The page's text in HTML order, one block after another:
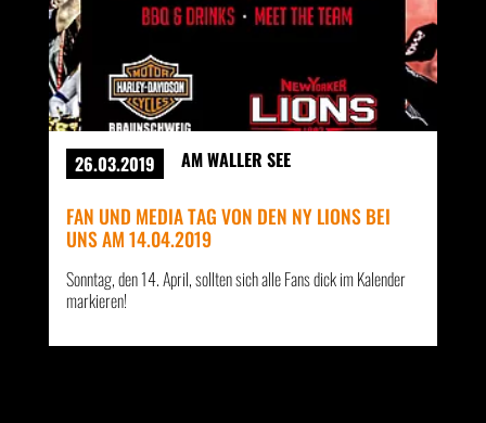
26.03.2019 AM WALLER SEE
FAN UND MEDIA TAG VON DEN NY LIONS BEI
UNS AM 14.04.2019
Sonntag, den 14. April, sollten sich alle Fans dick im Kalender
markieren!